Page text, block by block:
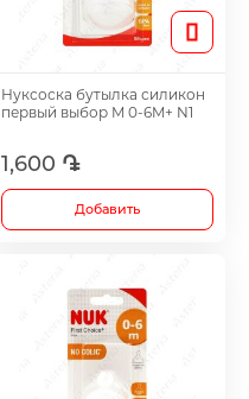
Нуксоска бутылка силикон
первый выбор M 0-6M+ N1
1,600 ֏
Добавить